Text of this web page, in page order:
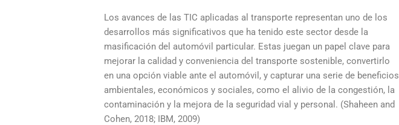
Los avances de las TIC aplicadas al transporte representan uno de los
desarrollos más significativos que ha tenido este sector desde la
masificación del automóvil particular. Estas juegan un papel clave para
mejorar la calidad y conveniencia del transporte sostenible, convertirlo
en una opción viable ante el automóvil, y capturar una serie de beneficios
ambientales, económicos y sociales, como el alivio de la congestión, la
contaminación y la mejora de la seguridad vial y personal. (Shaheen and
Cohen, 2018; IBM, 2009)